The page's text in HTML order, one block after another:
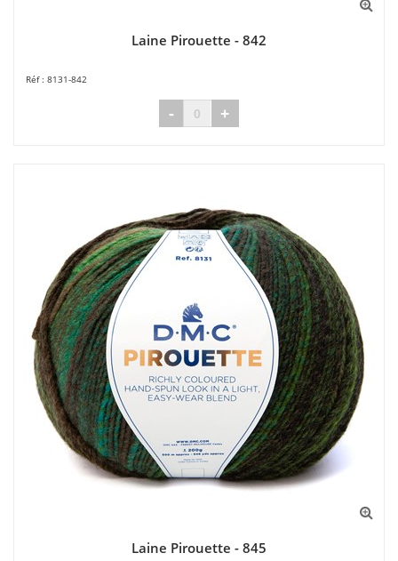
Laine Pirouette - 842
8131-842
- +
Laine Pirouette - 845